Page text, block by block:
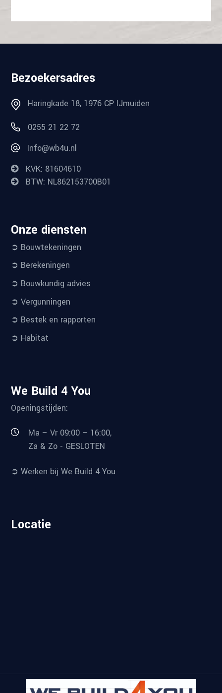
Bezoekersadres
Haringkade 18, 1976 CP IJmuiden
0255 21 22 72
Info@wb4u.nl
KVK: 81604610
BTW: NL862153700B01
Onze diensten
➲ Bouwtekeningen
➲ Berekeningen
➲ Bouwkundig advies
➲ Vergunningen
➲ Bestek en rapporten
➲ Habitat
We Build 4 You
Openingstijden:
Ma – Vr 09:00 – 16:00,
Za & Zo - GESLOTEN
➲ Werken bij We Build 4 You
Locatie